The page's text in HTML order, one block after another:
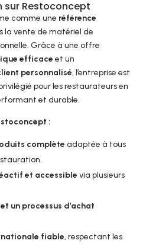
sur Restoconcept
comme une référence
la vente de matériel de
Grâce à une offre
efficace et un
personnalisé, l’entreprise est
pour les restaurateurs en
et durable.
:
complète adaptée à tous
et accessible via plusieurs
un processus d’achat
fiable, respectant les